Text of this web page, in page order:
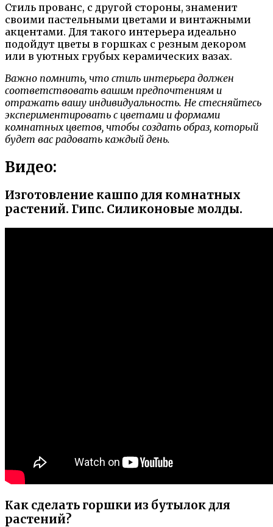
Стиль прованс, с другой стороны, знаменит
своими пастельными цветами и винтажными
акцентами. Для такого интерьера идеально
подойдут цветы в горшках с резным декором
или в уютных грубых керамических вазах.
Важно помнить, что стиль интерьера должен
соответствовать вашим предпочтениям и
отражать вашу индивидуальность. Не стесняйтесь
экспериментировать с цветами и формами
комнатных цветов, чтобы создать образ, который
будет вас радовать каждый день.
Видео:
Изготовление кашпо для комнатных
растений. Гипс. Силиконовые молды.
Как сделать горшки из бутылок для
растений?